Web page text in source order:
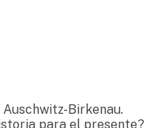
Birkenau.
para el presente?